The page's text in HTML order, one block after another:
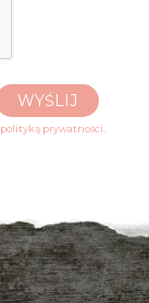
WYŚLIJ
polityką prywatności.